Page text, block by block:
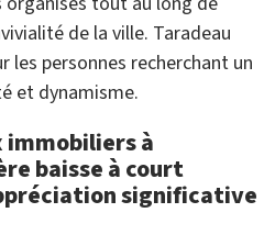
de la ville. Taradeau
les personnes recherchant un
et dynamisme.
immobiliers à
baisse à court
significative